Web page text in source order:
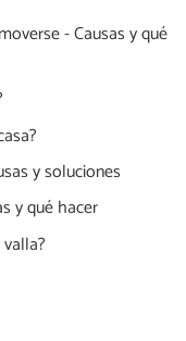
- Causas y qué
y soluciones
y qué hacer